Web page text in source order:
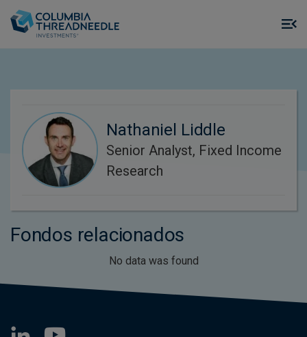
Nathaniel Liddle
Senior Analyst, Fixed Income
Research
Fondos relacionados
No data was found